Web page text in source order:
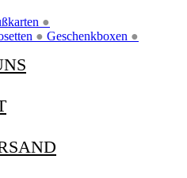
●
● Geschenkboxen ●